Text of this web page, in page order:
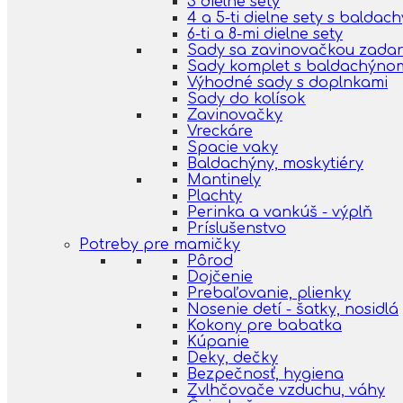
4 a 5-ti dielne sety s
6-ti a 8-mi dielne sety
Sady sa zavinovačkou
Sady komplet s
Výhodné sady s doplnkami
Sady do kolísok
Zavinovačky
Vreckáre
Spacie vaky
Baldachýny, moskytiéry
Mantinely
Plachty
Perinka a vankúš - výplň
Príslušenstvo
Potreby pre mamičky
Pôrod
Dojčenie
Prebaľovanie, plienky
Nosenie detí - šatky, nosidlá
Kokony pre babatka
Kúpanie
Deky, dečky
Bezpečnosť, hygiena
Zvlhčovače vzduchu, váhy